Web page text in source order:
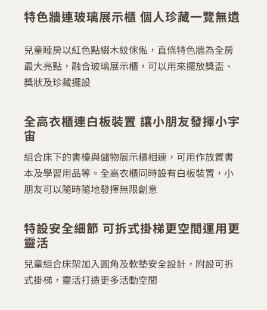
特色牆連玻璃展示櫃 個人珍藏一覽無遺
兒童睡房以紅色點綴木紋傢俬，直條特色牆為全房
最大亮點，融合玻璃展示櫃，可以用來擺放獎盃、
獎狀及珍藏擺設
全高衣櫃連白板裝置 讓小朋友發揮小宇
宙
組合床下的書檯與儲物展示櫃相連，可用作放置書
本及學習用品等。全高衣櫃同時設有白板裝置，小
朋友可以隨時隨地發揮無限創意
特設安全細節 可拆式掛梯更空間運用更
靈活
兒童組合床架加入圓角及軟墊安全設計，附設可拆
式掛梯，靈活打造更多活動空間